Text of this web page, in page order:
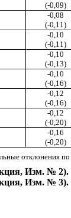
(-0,09)
-0,08
(-0,1 1 )
-0,10
(-0,11)
-0,10
(-0,13)
-0,10
(-0,16)
-0, 1 2
(-0,16)
-0, 1 2
(-0,20)
-0,16
(-0,20)
ные отклоненияпо
Изм. № 2).
Изм. № 3).